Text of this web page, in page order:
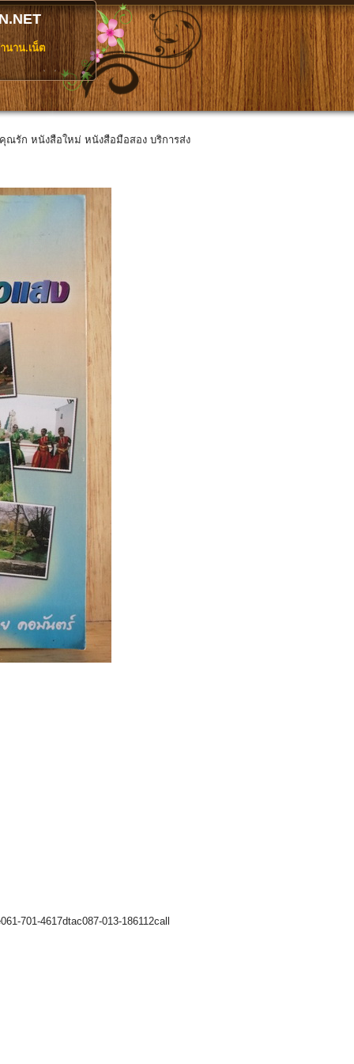
นาน.เน็ต
รัก หนังสือใหม่ หนังสือมือสอง บริการส่ง
701-4617dtac087-013-186112call